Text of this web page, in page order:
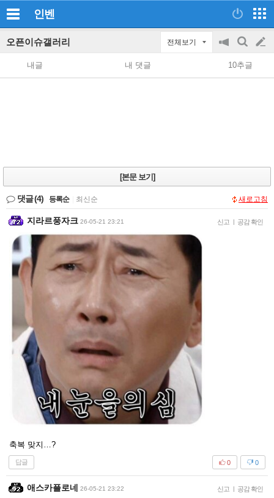
인벤
오픈이슈갤러리 전체보기
공
지
on/off
검
색
글
쓰
내글 내 댓글 10추글
[본문 보기]
댓글(4) 등록순 최신순 새로고침
지라르풍자크 26-05-21 23:21 신고 | 공감 확인
축복 맞지…?
답글 0
0
애스카플로네 26-05-21 23:22 신고 | 공감 확인